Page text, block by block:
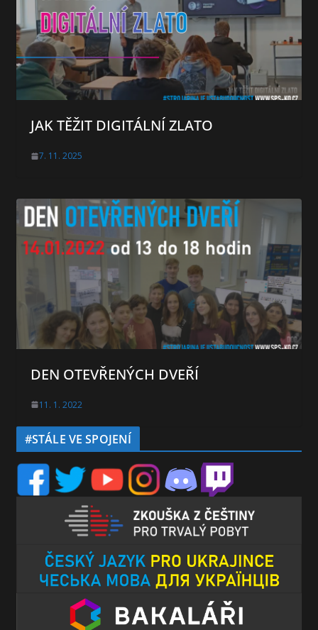
JAK TĚŽIT DIGITÁLNÍ ZLATO
7. 11. 2025
DEN OTEVŘENÝCH DVEŘÍ
11. 1. 2022
#STÁLE VE SPOJENÍ